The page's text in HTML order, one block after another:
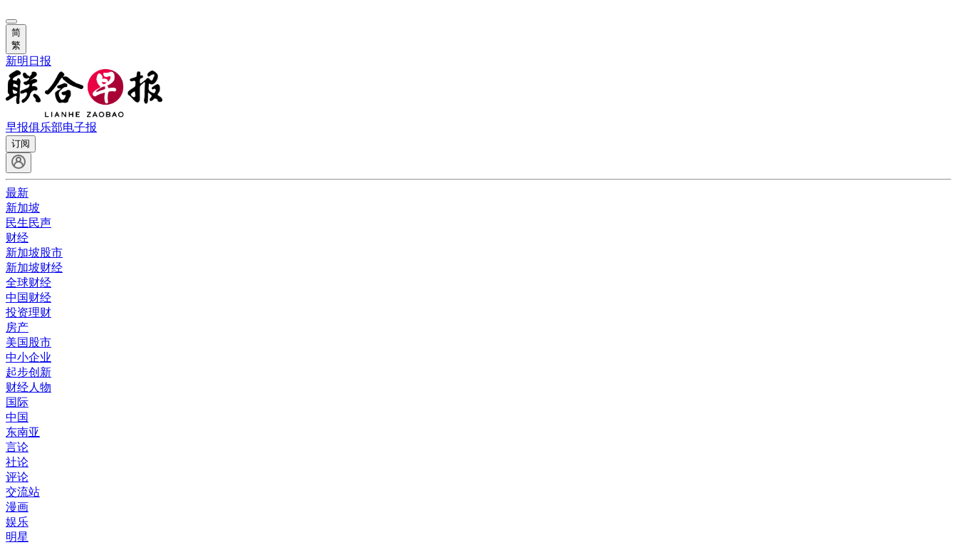
简
繁
新明日报
早报俱乐部电子报
订阅
最新
新加坡
民生民声
财经
新加坡股市
新加坡财经
全球财经
中国财经
投资理财
房产
美国股市
中小企业
起步创新
财经人物
国际
中国
东南亚
言论
社论
评论
交流站
漫画
娱乐
明星